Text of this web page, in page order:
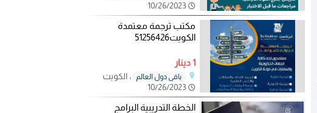
10/26/2023
مكتب ترجمة معتمدة
الكويت51256426
1 دينار
باقي دول العالم
، الكويت
10/26/2023
الخطة التدريبية البرامج